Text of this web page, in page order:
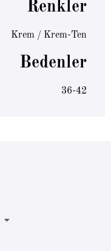
Renkler
Krem / Krem-Ten
Bedenler
36-42